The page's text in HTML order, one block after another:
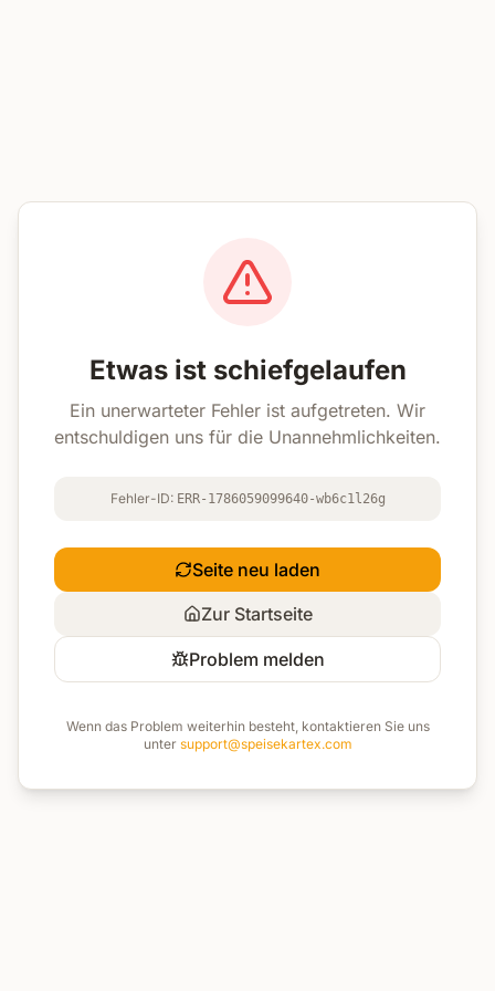
Etwas ist schiefgelaufen
Ein unerwarteter Fehler ist aufgetreten. Wir
entschuldigen uns für die Unannehmlichkeiten.
Fehler-ID: ERR-1786059099640-wb6c1l26g
Seite neu laden
Zur Startseite
Problem melden
Wenn das Problem weiterhin besteht, kontaktieren Sie uns
unter support@speisekartex.com